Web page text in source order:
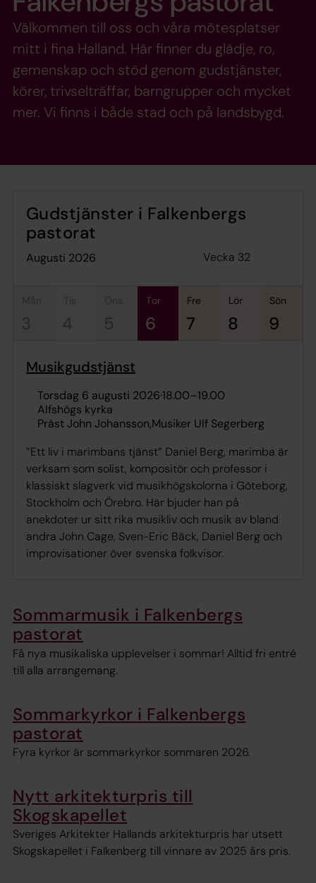
Välkommen till oss och våra mötesplatser
mitt i fina Halland. Här finner du glädje, ro,
gemenskap och stöd genom gudstjänster,
körer, trivselträffar, barngrupper och mycket
mer. Vi finns i både stad och på landsbygd.
Gudstjänster i Falkenbergs
pastorat
augusti 2026 Vecka 32
tis
4
tor
6
fre
7
lör
8
sön
9
Musikgudstjänst
torsdag 6 augusti 2026·18.00–19.00
Alfshögs kyrka
Präst John Johansson Musiker Ulf Segerberg
”Ett liv i marimbans tjänst” Daniel Berg, marimba är
verksam som solist, kompositör och professor i
klassiskt slagverk vid musikhögskolorna i Göteborg,
Stockholm och Örebro. Här bjuder han på
anekdoter ur sitt rika musikliv och musik av bland
andra John Cage, Sven-Eric Bäck, Daniel Berg och
improvisationer över svenska folkvisor.
Sommarmusik i Falkenbergs
pastorat
Få nya musikaliska upplevelser i sommar! Alltid fri entré
till alla arrangemang.
Sommarkyrkor i Falkenbergs
pastorat
Fyra kyrkor är sommarkyrkor sommaren 2026.
Nytt arkitekturpris till
Skogskapellet
Sveriges Arkitekter Hallands arkitekturpris har utsett
Skogskapellet i Falkenberg till vinnare av 2025 års pris.